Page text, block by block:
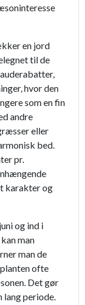
en jord
til de
hvor den
som en fin
andre
eller
bed.
pr.
karakter og
og ind i
man
man de
ofte
Det gør
lang periode.